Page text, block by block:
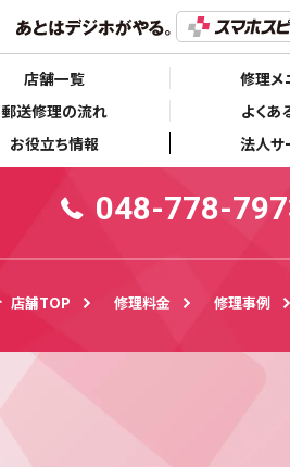
店舗一覧 修理メ
郵送修理の流れ
よくあ
お役立ち情報
法人サ
048-778-
店舗TOP 修理料金 修理事例